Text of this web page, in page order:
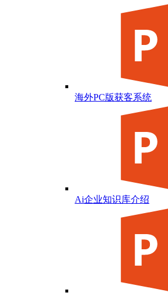
海外PC版获客系统
Ai企业知识库介绍